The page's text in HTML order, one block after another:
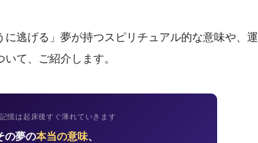
逃げる」夢が持つスピリチュアル的な意味や、運
て、ご紹介します。
憶は起床後すぐ薄れていきます
の夢の本当の意味、